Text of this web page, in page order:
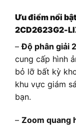
Ưu điểm nổi
2CD2623G2-
–Độ phân giải
cung cấp hình
bỏ lỡ bất kỳ
khu vực giám
bạn.
– Zoom quang